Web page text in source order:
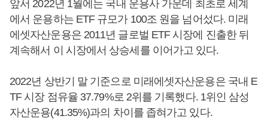
앞서 2022년 1월에는 국내 운용사 가운데 최초로 세계
에서 운용하는 ETF 규모가 100조 원을 넘어섰다. 미래
에셋자산운용은 2011년 글로벌 ETF 시장에 진출한 뒤
계속해서 이 시장에서 상승세를 이어가고 있다.
2022년 상반기 말 기준으로 미래에셋자산운용은 국내 E
TF 시장 점유율 37.79%로 2위를 기록했다. 1위인 삼성
자산운용(41.35%)과의 차이를 좁혀가고 있다.